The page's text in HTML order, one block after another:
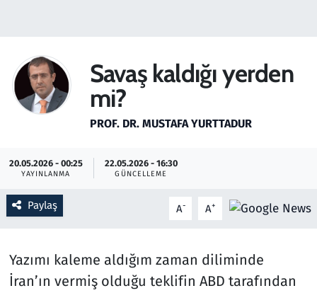
Savaş kaldığı yerden
mi?
PROF. DR. MUSTAFA YURTTADUR
20.05.2026 - 00:25
YAYINLANMA
22.05.2026 - 16:30
GÜNCELLEME
Paylaş A- A+
Yazımı kaleme aldığım zaman diliminde
İran’ın vermiş olduğu teklifin ABD tarafından
Haber
Kültür Sanat
Lezzet Durağı
Memur ve Kamu
Oyun